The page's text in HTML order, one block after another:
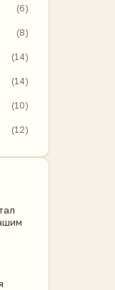
(6)
(8)
(14)
(14)
(10)
(12)